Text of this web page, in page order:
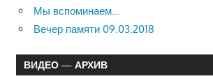
Мы вспоминаем…
Вечер памяти 09.03.2018
ВИДЕО — АРХИВ